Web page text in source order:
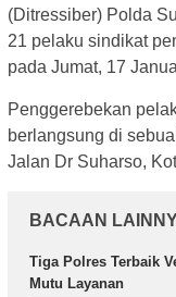
(Ditressiber) Polda
21 pelaku sindikat
pada Jumat, 17
Penggerebekan
berlangsung di
Jalan Dr Suharso,
BACAAN
Tiga Polres Terbaik
Mutu Layanan